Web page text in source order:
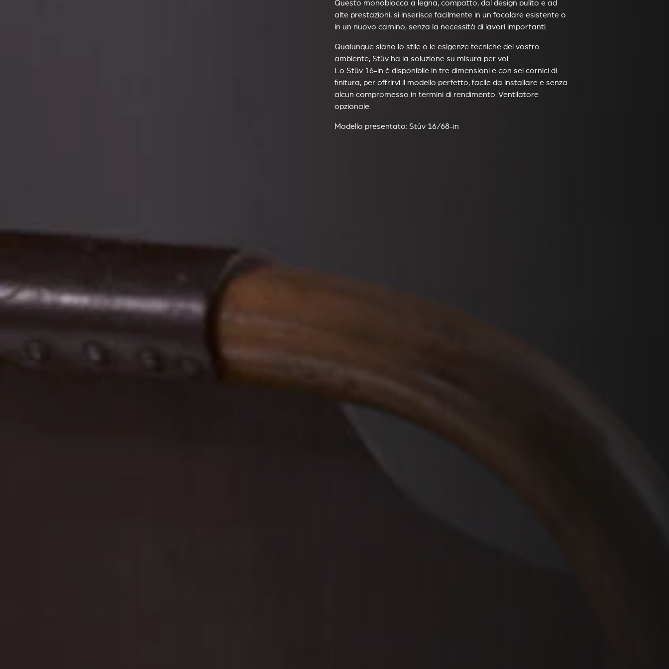
Questo monoblocco a legna, compatto, dal design pulito e ad
alte prestazioni, si inserisce facilmente in un focolare esistente o
in un nuovo camino, senza la necessità di lavori importanti.
Qualunque siano lo stile o le esigenze tecniche del vostro
ambiente, Stûv ha la soluzione su misura per voi.
Lo Stûv 16-in è disponibile in tre dimensioni e con sei cornici di
finitura, per offrirvi il modello perfetto, facile da installare e senza
alcun compromesso in termini di rendimento. Ventilatore
opzionale.
Modello presentato: Stûv 16/68-in